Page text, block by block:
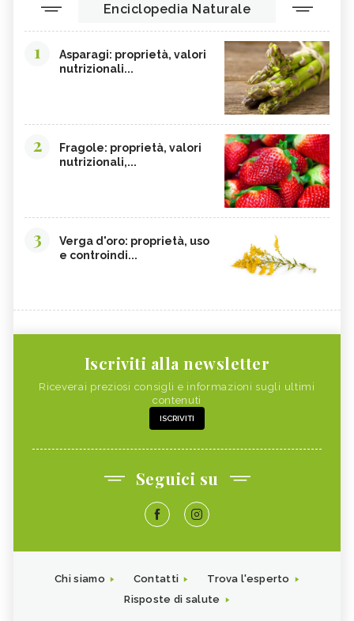
Enciclopedia Naturale
1
Asparagi: proprietà, valori
nutrizionali...
2
Fragole: proprietà, valori
nutrizionali,...
3
Verga d'oro: proprietà, uso
e controindi...
Iscriviti alla newsletter
Riceverai preziosi consigli e informazioni sugli ultimi
contenuti
ISCRIVITI
Seguici su
Chi siamo Contatti
Trova l'esperto
Risposte di salute